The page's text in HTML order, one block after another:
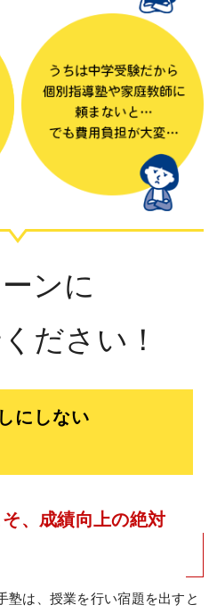
ンに
ださい！
にしない
、成績向上の絶対
塾は、授業を行い宿題を出すと